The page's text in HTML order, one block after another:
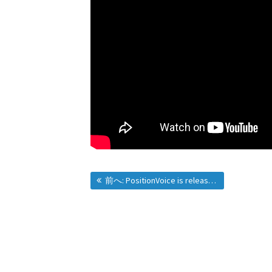
投
前へ: 過去の投稿:
PositionVoice is released.